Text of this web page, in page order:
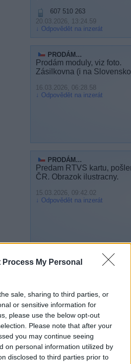
Process My Personal
sale, sharing to third parties, or
or sensitive information for
please use the below opt-out
Please note that after your
you may continue seeing
on personal information utilized by
disclosed to third parties prior to
607 510 263
20.03.2026, 13:24.59
Odpovědět na inzerát
PRODÁM...
Prodám moduly, viz foto.
Zásilkovna (i na
16.03.2026, 06:28.58
Odpovědět na inzerát
PRODÁM...
Predam RTVS kartu,
ČR. Obrazok ilustracny.
15.03.2026, 09:42.02
Odpovědět na inzerát
KOUPÍM...
14.03.2026, 23:18.55
Odpovědět na inzerát
KOUPÍM...
Analogový satelitní
KATHREIN UDF 100.
I nefunkční.